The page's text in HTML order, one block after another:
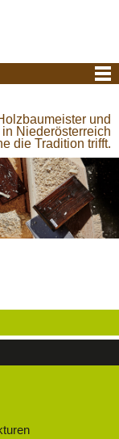
und
Niederösterreich
die Tradition trifft.